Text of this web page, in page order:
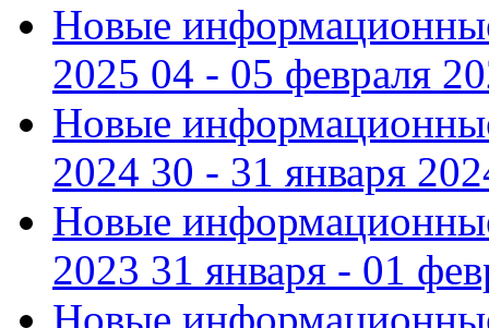
Новые
2025 04 - 05 февраля
Новые
2024 30 - 31 января
Новые
2023 31 января - 01